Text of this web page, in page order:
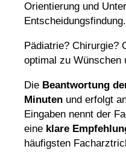
Orientierung und
Entscheidungsfindung.
Pädiatrie? Chirurgie?
optimal zu Wünschen
Die Beantwortung
Minuten und erfolgt
Eingaben nennt der
eine klare
häufigsten